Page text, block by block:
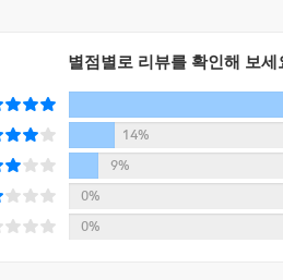
신이 얼마나 대단하고 아름다운지
에세이 편집자의 마음을 두드리고,
목·띠지·카피로 책의 운명을 바꾸
자인 편집자가 어떻게 일하는지 정
책 쓰는 경험을 해 보고 싶은 사람이
별점별로 리뷰를 확인해 보세
14%
9%
0%
0%